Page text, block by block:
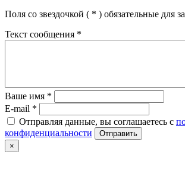
Поля со звездочкой ( * ) обязательные для
Текст сообщения *
Ваше имя *
E-mail *
Отправляя данные, вы соглашаетесь с
конфиденциальности
Отправить
×